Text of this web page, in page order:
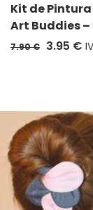
Kit de
Art Buddies
7.90 € 3.95 €